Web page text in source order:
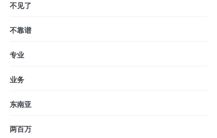
不见了
不靠谱
专业
业务
东南亚
两百万